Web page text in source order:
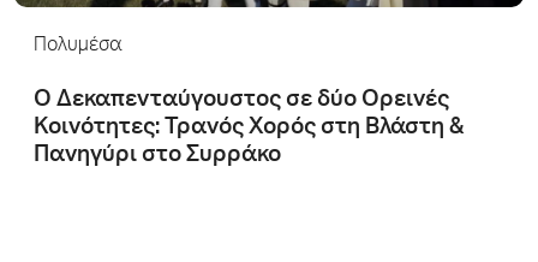
Πολυμέσα
Ο Δεκαπενταύγουστος σε δύο Ορεινές
Κοινότητες: Τρανός Χορός στη Βλάστη &
Πανηγύρι στο Συρράκο